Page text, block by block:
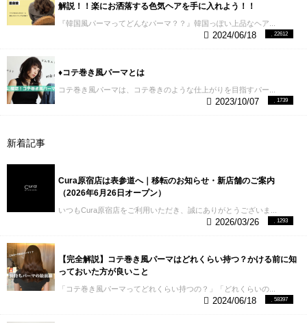
解説！！楽にお洒落する色気ヘアを手に入れよう！！
『韓国風パーマってどんなパーマ？？』韓国っぽい上品なヘア...
22612
2024/06/18
♦︎コテ巻き風パーマとは
コテ巻き風パーマは、コテ巻きのような仕上がりを目指すパー...
1739
2023/10/07
新着記事
Cura原宿店は表参道へ｜移転のお知らせ・新店舗のご案内
（2026年6月26日オープン）
いつもCura原宿店をご利用いただき、誠にありがとうございま...
1293
2026/03/26
【完全解説】コテ巻き風パーマはどれくらい持つ？かける前に知
っておいた方が良いこと
「コテ巻き風パーマってどれくらい持つの？」「どれくらいの...
58397
2024/06/18